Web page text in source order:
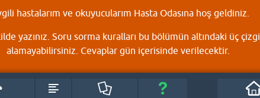
hastalarım ve okuyucularım Hasta Odasına hoş geldiniz.
yazınız. Soru sorma kuralları bu bölümün altındaki üç
alamayabilirsiniz. Cevaplar gün içerisinde verilecektir.